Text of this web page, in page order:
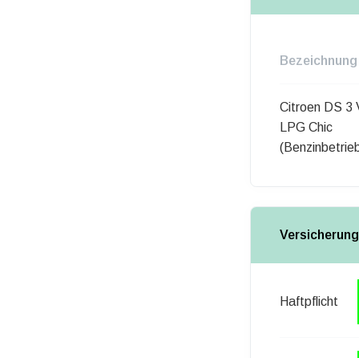
Bezeichnung
Citroen DS 3
LPG Chic
Haftpflicht